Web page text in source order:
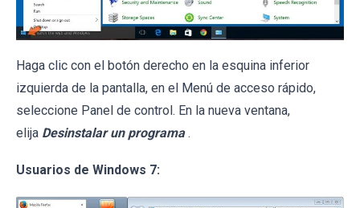
Haga clic con el botón derecho en la esquina inferior
izquierda de la pantalla, en el Menú de acceso rápido,
seleccione Panel de control. En la nueva ventana,
elija Desinstalar un programa .
Usuarios de Windows 7: